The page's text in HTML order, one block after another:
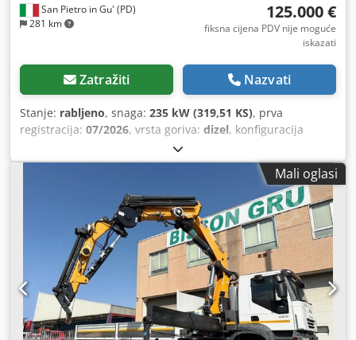
San Pietro in Gu' (PD)
281 km
125.000 €
fiksna cijena PDV nije moguće
iskazati
Zatražiti Nazvati
Stanje: rabljeno, snaga: 235 kW (319,51 KS), prva
registracija: 07/2026, vrsta goriva: dizel, konfiguracija
bijela
mehanički, emisijska klasa:Euro 6, Godina proizvodnje:
Mali oglasi